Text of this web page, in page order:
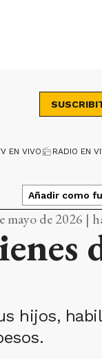
EN VIVO RADIO EN
Añadir como
mayo de 2026 |
hijos,